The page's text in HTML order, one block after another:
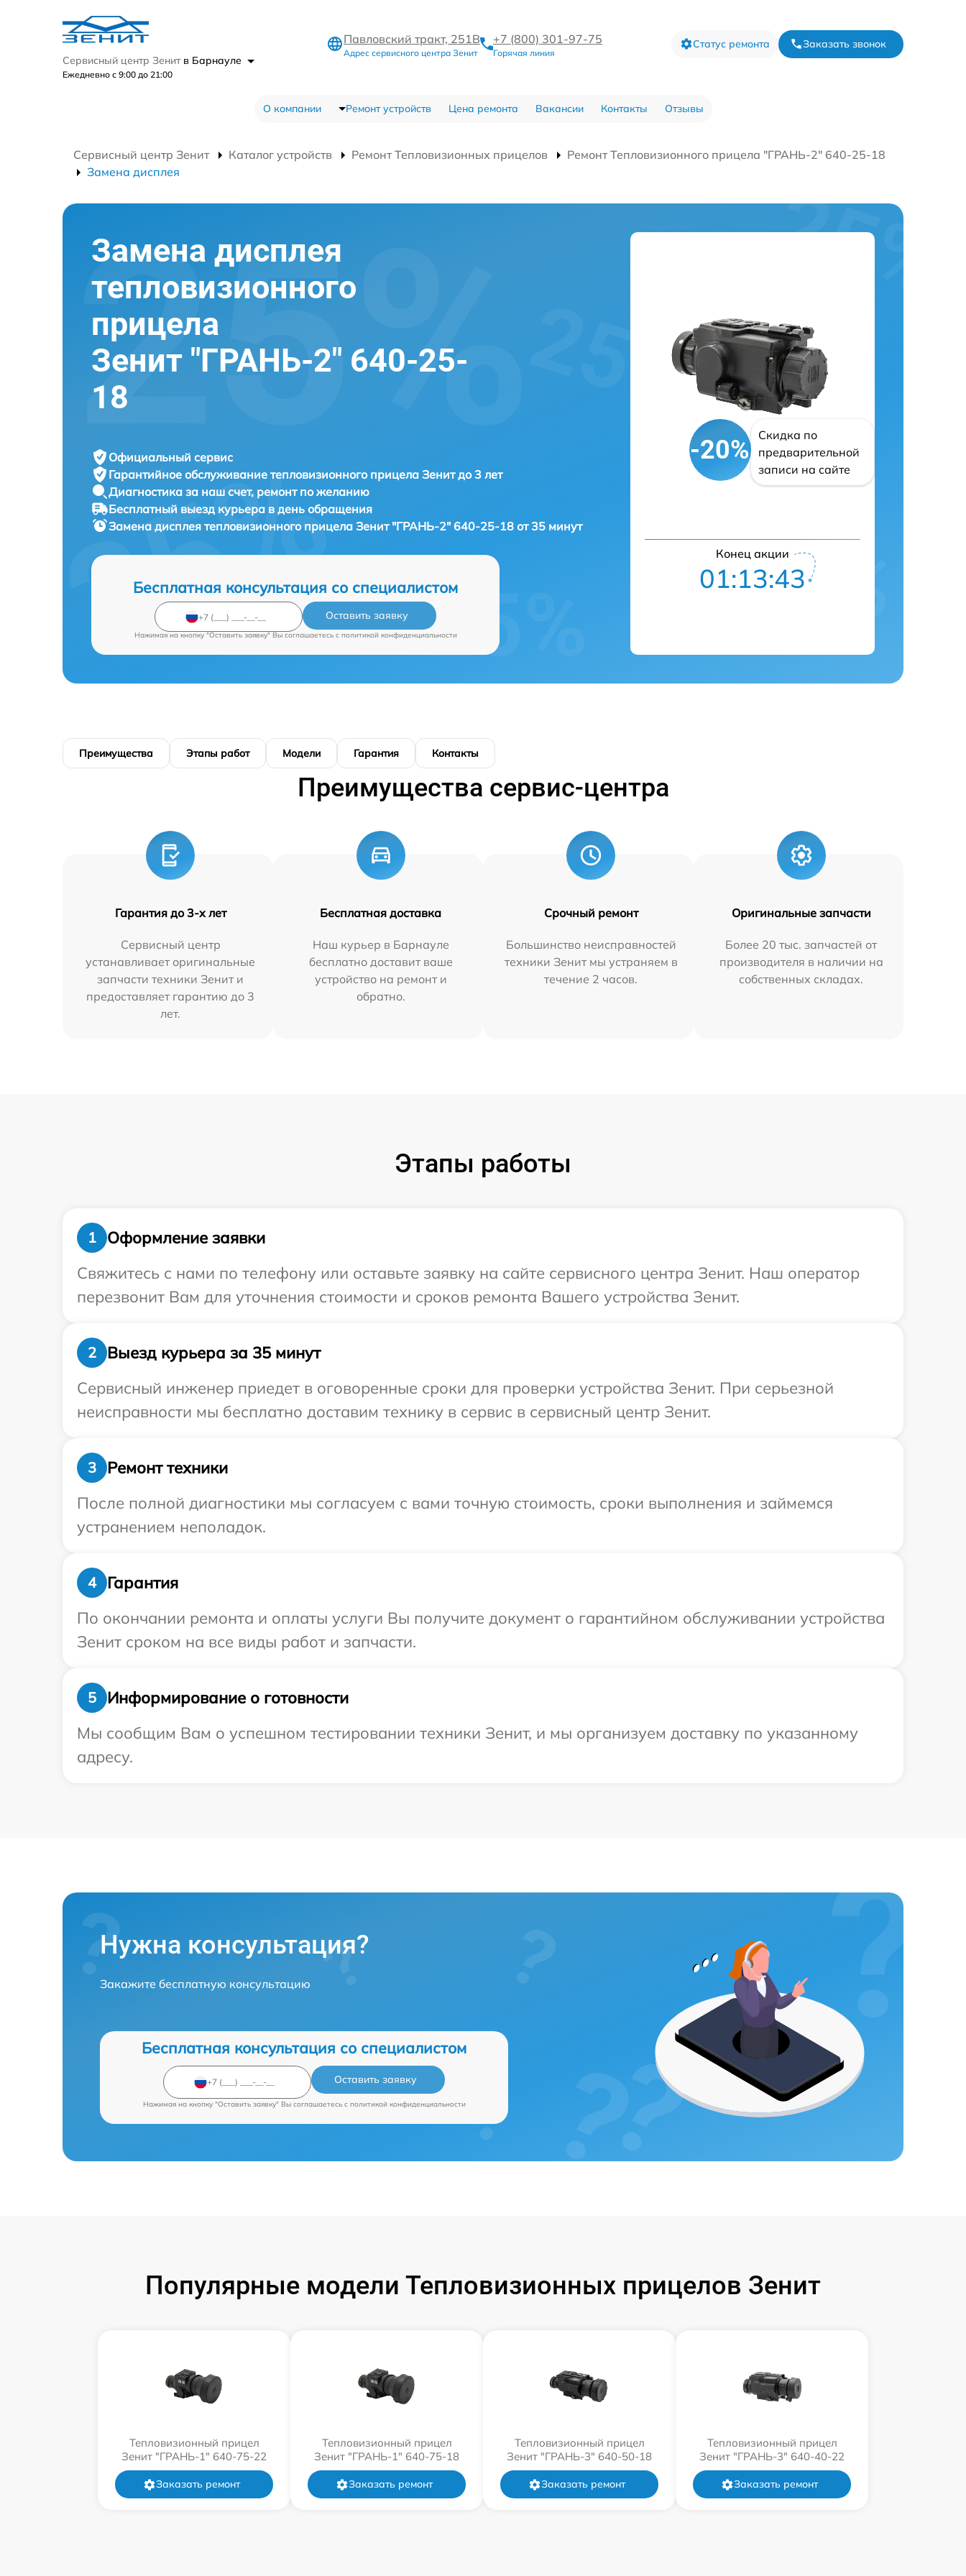
Сервисный центр Зенит в Барнауле
Ежедневно с 9:00 до 21:00
Павловский тракт, 251В
Адрес сервисного центра Зенит
+7 (800) 301-97-75
Горячая линия
Статус ремонта Заказать звонок
О компании Ремонт устройств Цена ремонта Вакансии Контакты Отзывы
Сервисный центр Зенит Каталог устройств Ремонт Тепловизионных прицелов
Ремонт Тепловизионного прицела "ГРАНЬ-2" 640-25-18
Замена дисплея
Замена дисплея
тепловизионного
прицела
Зенит "ГРАНЬ-2" 640-25-
18
Официальный сервис
Гарантийное обслуживание тепловизионного прицела Зенит до 3 лет
Диагностика за наш счет, ремонт по желанию
Бесплатный выезд курьера в день обращения
Замена дисплея тепловизионного прицела Зенит "ГРАНЬ-2" 640-25-18 от 35 минут
Бесплатная консультация со специалистом
Оставить заявку
Нажимая на кнопку "Оставить заявку" Вы соглашаетесь c политикой конфиденциальности
-20%
Скидка по
предварительной
записи на сайте
Конец акции
01:13:42
Преимущества Этапы работ Модели Гарантия Контакты
Преимущества сервис-центра
Гарантия до 3-х лет
Сервисный центр
устанавливает оригинальные
запчасти техники Зенит и
предоставляет гарантию до 3
лет.
Бесплатная доставка
Наш курьер в Барнауле
бесплатно доставит ваше
устройство на ремонт и
обратно.
Срочный ремонт
Большинство неисправностей
техники Зенит мы устраняем в
течение 2 часов.
Оригинальные запчасти
Более 20 тыс. запчастей от
производителя в наличии на
собственных складах.
Этапы работы
1
Оформление заявки
Свяжитесь с нами по телефону или оставьте заявку на сайте сервисного центра Зенит. Наш оператор
перезвонит Вам для уточнения стоимости и сроков ремонта Вашего устройства Зенит.
2
Выезд курьера за 35 минут
Сервисный инженер приедет в оговоренные сроки для проверки устройства Зенит. При серьезной
неисправности мы бесплатно доставим технику в сервис в сервисный центр Зенит.
3
Ремонт техники
После полной диагностики мы согласуем с вами точную стоимость, сроки выполнения и займемся
устранением неполадок.
4
Гарантия
По окончании ремонта и оплаты услуги Вы получите документ о гарантийном обслуживании устройства
Зенит сроком на все виды работ и запчасти.
5
Информирование о готовности
Мы сообщим Вам о успешном тестировании техники Зенит, и мы организуем доставку по указанному
адресу.
Нужна консультация?
Закажите бесплатную консультацию
Бесплатная консультация со специалистом
Оставить заявку
Нажимая на кнопку "Оставить заявку" Вы соглашаетесь c политикой конфиденциальности
Популярные модели Тепловизионных прицелов Зенит
Тепловизионный прицел
Зенит "ГРАНЬ-1" 640-75-22
Заказать ремонт
Тепловизионный прицел
Зенит "ГРАНЬ-1" 640-75-18
Заказать ремонт
Тепловизионный прицел
Зенит "ГРАНЬ-3" 640-50-18
Заказать ремонт
Тепловизионный прицел
Зенит "ГРАНЬ-3" 640-40-22
Заказать ремонт